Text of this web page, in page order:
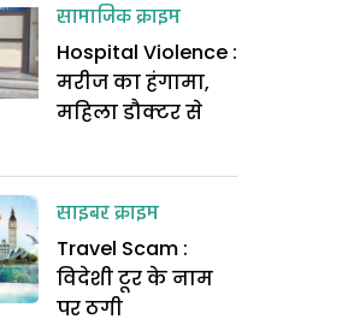
सामाजिक क्राइम
Hospital Violence :
मरीज का हंगामा,
महिला डौक्टर से
साइबर क्राइम
Travel Scam :
विदेशी टूर के नाम
पर ठगी